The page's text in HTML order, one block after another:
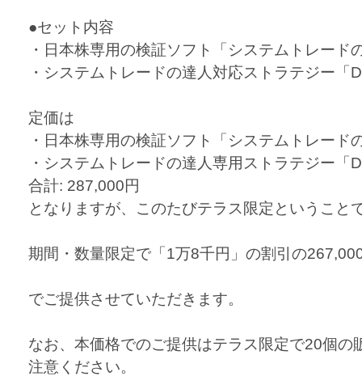
●セット内容
・日本株専用の検証ソフト「システムトレード
・システムトレードの達人対応ストラテジー「
定価は
・日本株専用の検証ソフト「システムトレード
・システムトレードの達人専用ストラテジー「
合計: 287,000円
となりますが、このたびテラス限定ということ
期間・数量限定で「1万8千円」の割引の
でご提供させていただきます。
なお、本価格でのご提供はテラス限定で20個の
注意ください。